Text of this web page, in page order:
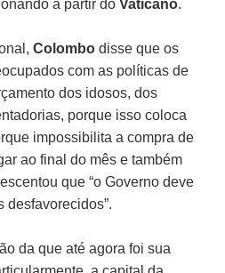
a partir doVaticano.
Colombo disse que os
com as políticas de
dos idosos, dos
porque isso coloca
impossibilita a compra de
ao final do mês e também
que “o Governo deve
desfavorecidos”.
da que até agora foi sua